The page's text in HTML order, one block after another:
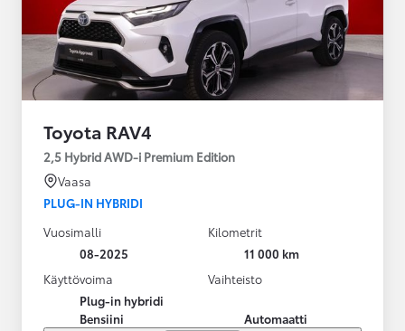
Toyota RAV4
2,5 Hybrid AWD-i Premium Edition
Vaasa
PLUG-IN HYBRIDI
Vuosimalli
08-2025
Kilometrit
11 000 km
Käyttövoima
Plug-in hybridi
Bensiini
Vaihteisto
Automaatti